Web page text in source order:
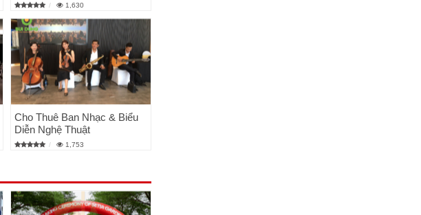
1,630
Cho Thuê Ban Nhạc & Biểu
Diễn Nghệ Thuật
1,753